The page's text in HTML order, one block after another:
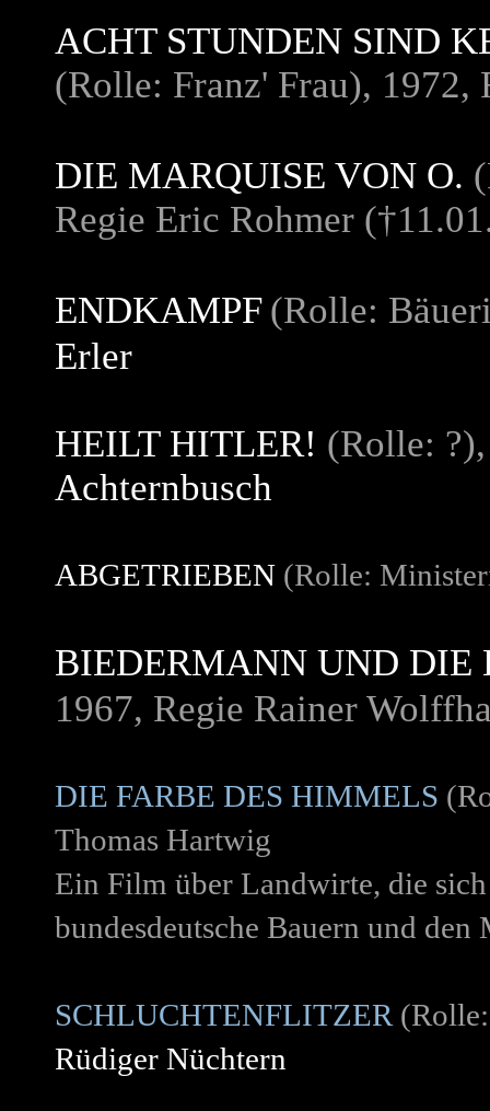
ACHT STUNDEN SIND
(Rolle: Franz' Frau), 1972,
DIE MARQUISE VON O.
Regie Eric Rohmer
ENDKAMPF (Rolle:
Erler
HEILT HITLER! (Rolle:
Achternbusch
ABGETRIEBEN (Rolle:
BIEDERMANN UND DIE
1967, Regie Rainer
DIE FARBE DES HIMMELS
Thomas Hartwig
Ein Film über Landwirte, die
bundesdeutsche Bauern und
SCHLUCHTENFLITZER
Rüdiger Nüchtern